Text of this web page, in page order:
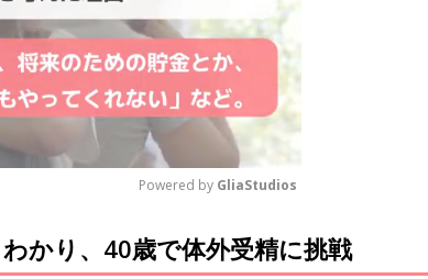
M
Powered by GliaStudios
かり、40歳で体外受精に挑戦